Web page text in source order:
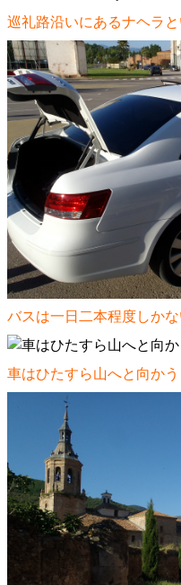
巡礼路沿いにあるナヘラ
バスは一日二本程度しか
車はひたすら山へと向かう